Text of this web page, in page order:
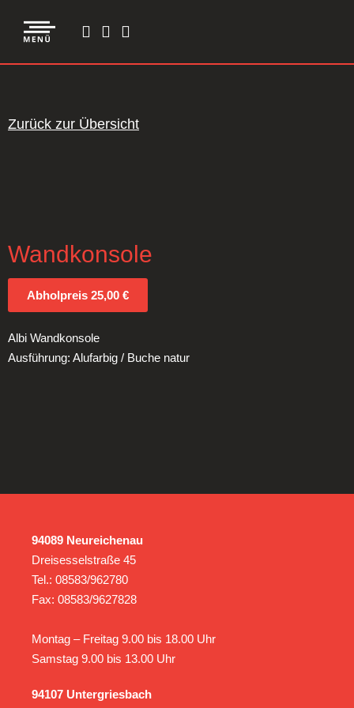
Zurück zur Übersicht
Wandkonsole
Abholpreis 25,00 €
Albi Wandkonsole
Ausführung: Alufarbig / Buche natur
94089 Neureichenau
Dreisesselstraße 45
Tel.: 08583/962780
Fax: 08583/9627828
Montag – Freitag 9.00 bis 18.00 Uhr
Samstag 9.00 bis 13.00 Uhr
94107 Untergriesbach